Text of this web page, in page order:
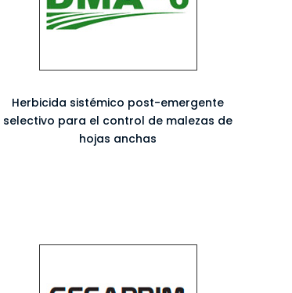
Herbicida sistémico post-emergente
selectivo para el control de malezas de
hojas anchas